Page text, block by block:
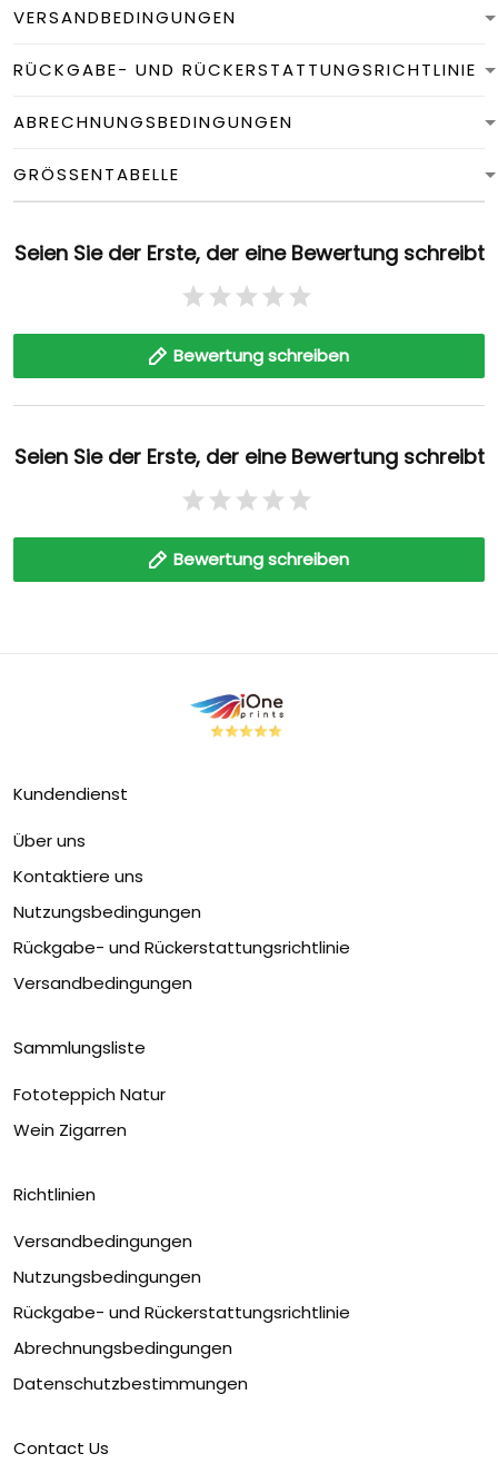
VERSANDBEDINGUNGEN
RÜCKGABE- UND RÜCKERSTATTUNGSRICHTLINIE
ABRECHNUNGSBEDINGUNGEN
GRÖSSENTABELLE
Seien Sie der Erste, der eine Bewertung schreibt
Bewertung schreiben
Seien Sie der Erste, der eine Bewertung schreibt
Bewertung schreiben
Kundendienst
Über uns
Kontaktiere uns
Nutzungsbedingungen
Rückgabe- und Rückerstattungsrichtlinie
Versandbedingungen
Sammlungsliste
Fototeppich Natur
Wein Zigarren
Richtlinien
Versandbedingungen
Nutzungsbedingungen
Rückgabe- und Rückerstattungsrichtlinie
Abrechnungsbedingungen
Datenschutzbestimmungen
Contact Us